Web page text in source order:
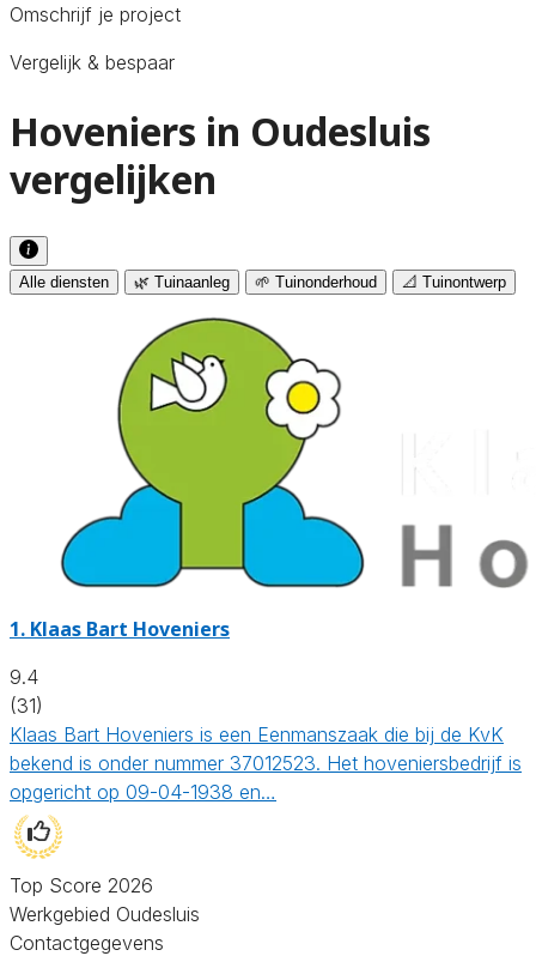
Omschrijf je project
Vergelijk & bespaar
Hoveniers in Oudesluis
vergelijken
Alle diensten 🌿 Tuinaanleg 🌱 Tuinonderhoud 📐 Tuinontwerp
1. Klaas Bart Hoveniers
9.4
(31)
Klaas Bart Hoveniers is een Eenmanszaak die bij de KvK
bekend is onder nummer 37012523. Het hoveniersbedrijf is
opgericht op 09-04-1938 en…
Top Score 2026
Werkgebied Oudesluis
Contactgegevens